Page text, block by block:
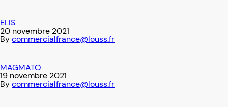
ELIS
20 novembre 2021
Bycommercialfrance@louss.fr
MAGMATO
19 novembre 2021
Bycommercialfrance@louss.fr